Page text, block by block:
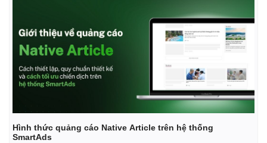
Bất động sản
Khởi nghiệp
Thị trường
Giá vàng
Tiêu dùng
Hình thức quảng cáo Native Article trên hệ thống
SmartAds